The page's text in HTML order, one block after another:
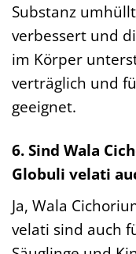
Substanz
verbessert und
im Körper
verträglich und
geeignet.
6. Sind Wala
Globuli velati
Ja, Wala
velati sind auch